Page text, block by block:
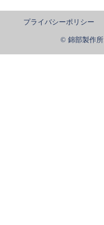
プライバシーポリシー
© 錦部製作所.